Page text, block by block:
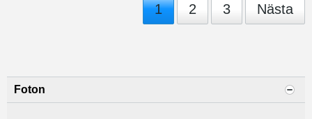
1 2 3 Nästa
Foton